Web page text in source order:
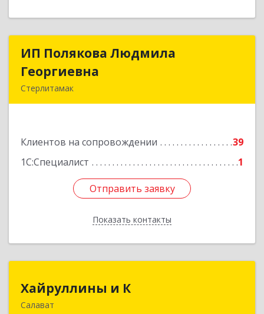
ИП Полякова Людмила
Георгиевна
Стерлитамак
Клиентов на сопровождении
39
1С:Специалист
1
Отправить заявку
Показать контакты
ИП Полякова Людмила
Подробнее
Отправить заявку
Назад
Хайруллины и К
Салават